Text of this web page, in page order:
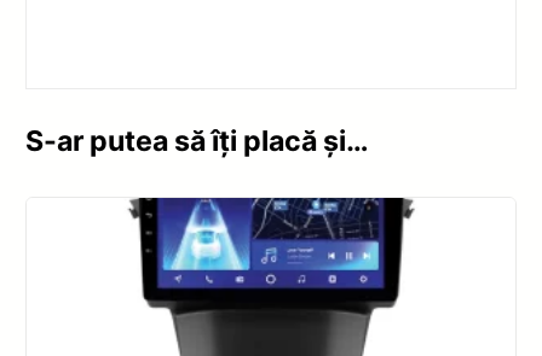
S-ar putea să îți placă și…